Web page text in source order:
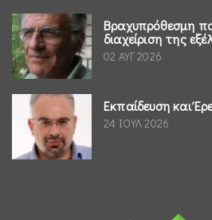
Βραχυπρόθεσμη
διαχείριση της
02 ΑΥΓ 2026
Εκπαίδευση και
24 ΙΟΥΛ 2026